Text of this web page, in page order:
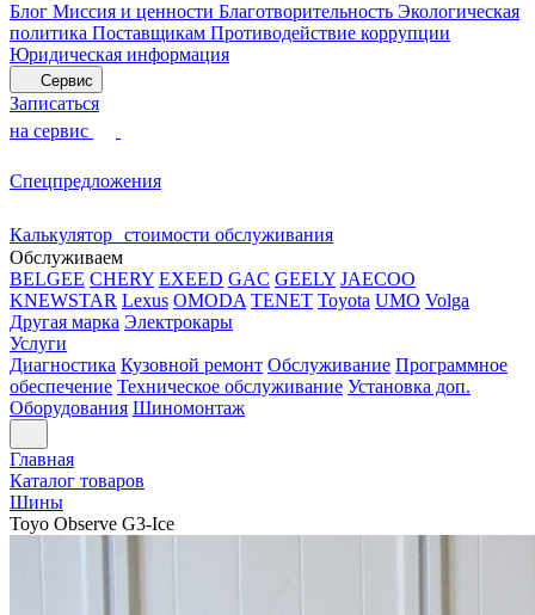
Блог Миссия и ценности Благотворительность Экологическая
политика Поставщикам Противодействие коррупции
Юридическая информация
Сервис
Записаться
на сервис
Спецпредложения
Калькулятор стоимости обслуживания
Обслуживаем
BELGEE CHERY EXEED GAC GEELY JAECOO
KNEWSTAR Lexus OMODA TENET Toyota UMO Volga
Другая марка Электрокары
Услуги
Диагностика Кузовной ремонт Обслуживание Программное
обеспечение Техническое обслуживание Установка доп.
Оборудования Шиномонтаж
Главная
Каталог товаров
Шины
Toyo Observe G3-Ice